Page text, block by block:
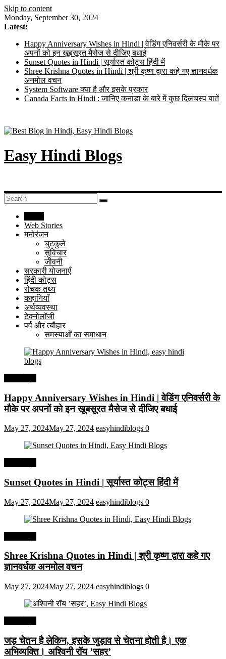
Skip to content
Monday, September 30, 2024
Latest:
Happy Anniversary Wishes in Hindi | वेडिंग एनिवर्सरी के मौके पर
अपनों को इन खूबसूरत मैसेज से दीजिए बधाई
Sunset Quotes in Hindi | सूर्यास्त कोट्स हिंदी में
Shree Krishna Quotes in Hindi | श्री कृष्ण द्वारा कहे गए ज्ञानवर्धक
अनमोल वचन
System Software क्या है और इसके प्रकार
Canada Facts in Hindi : जानिए कनाडा के बारे में कुछ दिलचस्प बातें
Easy Hindi Blogs
Web Stories
मनोरंजन
चुटकुले
सुविचार
जीवनी
सरकारी योजनाएँ
हिंदी कोट्स
रोचक तथ्य
कहानियाँ
अर्थव्यवस्था
टेक्नोलॉजी
पर्व और त्यौहार
समस्याओं का समाधान
Happy Anniversary Wishes in Hindi | वेडिंग एनिवर्सरी के
मौके पर अपनों को इन खूबसूरत मैसेज से दीजिए बधाई
May 27, 2024May 27, 2024 easyhindiblogs 0
Sunset Quotes in Hindi | सूर्यास्त कोट्स हिंदी में
May 27, 2024May 27, 2024 easyhindiblogs 0
Shree Krishna Quotes in Hindi | श्री कृष्ण द्वारा कहे गए
ज्ञानवर्धक अनमोल वचन
May 27, 2024May 27, 2024 easyhindiblogs 0
जड़ चेतन है लेकिन, इसके जुड़ाव से चेतना होती है। एक
अभिव्यक्ति। अश्विनी रॉय ’सहर’